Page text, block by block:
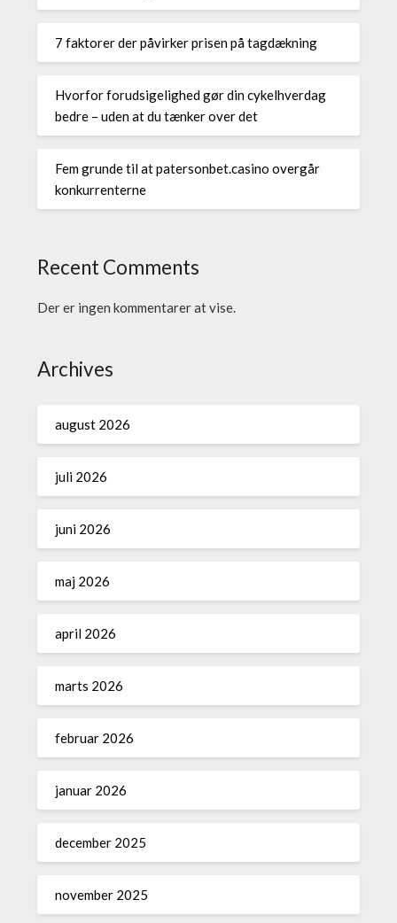
7 faktorer der påvirker prisen på tagdækning
Hvorfor forudsigelighed gør din cykelhverdag
bedre – uden at du tænker over det
Fem grunde til at patersonbet.casino overgår
konkurrenterne
Recent Comments
Der er ingen kommentarer at vise.
Archives
august 2026
juli 2026
juni 2026
maj 2026
april 2026
marts 2026
februar 2026
januar 2026
december 2025
november 2025